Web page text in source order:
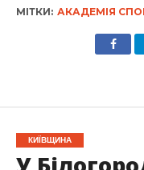
МІТКИ: АКАДЕМІЯ
КИЇВЩИНА